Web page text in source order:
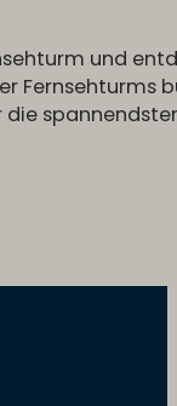
und
Fernsehturms